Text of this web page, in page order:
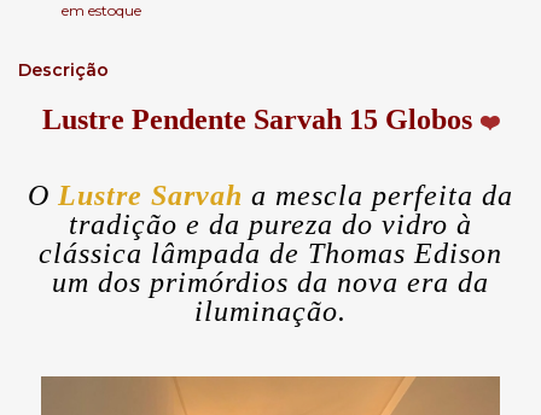
em estoque
Descrição
Lustre Pendente Sarvah 15 Globos ❤️
O Lustre Sarvah a mescla perfeita da
tradição e da pureza do vidro à
clássica lâmpada de Thomas Edison
um dos primórdios da nova era da
iluminação.